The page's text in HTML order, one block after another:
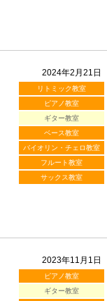
2024年2月21日
リトミック教室
ピアノ教室
ギター教室
ベース教室
バイオリン・チェロ教室
フルート教室
サックス教室
2023年11月1日
ピアノ教室
ギター教室